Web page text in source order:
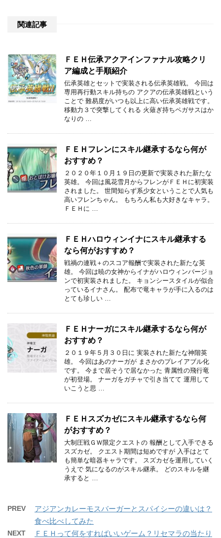
関連記事
ＦＥＨ伝承アクアインファナル攻略クリ
ア編成と手順紹介
伝承英雄とセットで実装される伝承英雄戦。 今回は
専用再行動スキル持ちの アクアの伝承英雄戦という
ことで 難易度がいつも以上に高い伝承英雄戦です。
移動力３で突撃してくれる 火薙ぎ持ちペガサスはか
なりの …
ＦＥＨフレンにスキル継承するなら何が
おすすめ？
２０２０年１０月１９日の更新で実装された新たな
英雄。 今回は風花雪月からフレンがＦＥＨに初実装
されました。 世間知らず系少女ということで人気も
高いフレンちゃん。 もちろん私も大好きなキャラ。
ＦＥＨに …
ＦＥＨハロウィンイナにスキル継承する
なら何がおすすめ？
戦禍の連戦＋のスコア報酬で実装された新たな英
雄。 今回は暁の女神からイナがハロウィンバージョ
ンで初実装されました。 キョンシースタイルが似合
っているイナさん。 配布で竜キャラが手に入るのは
とても珍しい …
ＦＥＨナーガにスキル継承するなら何が
おすすめ？
２０１９年５月３０日に 実装された新たな神階英
雄。 今回はあのナーガが まさかのプレイアブル化
です。 今まで居そうで居なかった 青属性の飛行竜
が初登場。 ナーガをガチャで引き当てて 運用して
いこうと思 …
ＦＥＨスズカゼにスキル継承するなら何
がおすすめ？
大制圧戦ＧＷ限定クエストの 報酬として入手できる
スズカゼ。 クエスト期間は短めですが 入手はとて
も簡単な暗器キャラです。 スズカゼを運用していく
うえで 気になるのがスキル継承。 どのスキルを継
承すると …
PREV
アジアンカレーモスバーガーとスパイシーの違いは？
食べ比べしてみた
NEXT
ＦＥＨって何をすればいいゲーム？リセマラの当たり